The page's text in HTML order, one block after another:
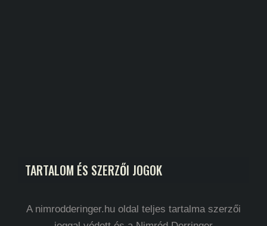
TARTALOM ÉS SZERZŐI JOGOK
A nimrodderinger.hu oldal teljes tartalma szerzői